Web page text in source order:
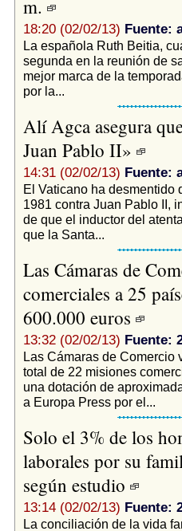
m.
18:20 (02/02/13) Fuente:
La española Ruth Beitia,
segunda en la reunión de
mejor marca de la
por la...
Alí Agca asegura
Juan Pablo II»
14:31 (02/02/13) Fuente:
El Vaticano ha desmentido
1981 contra Juan Pablo II,
de que el inductor del
que la Santa...
Las Cámaras de
comerciales a 25
600.000 euros
13:32 (02/02/13) Fuente:
Las Cámaras de Comercio
total de 22 misiones
una dotación de
a Europa Press por el...
Solo el 3% de los
laborales por su
según estudio
13:14 (02/02/13) Fuente:
La conciliación de la vida